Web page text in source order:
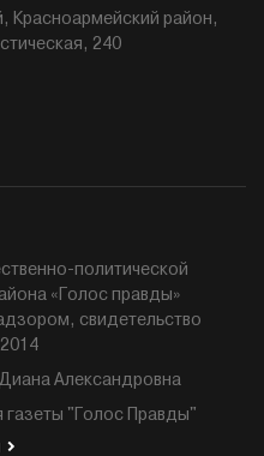
Красноармейский район,
240
политической
«Голос правды»
свидетельство
Александровна
"Голос Правды"